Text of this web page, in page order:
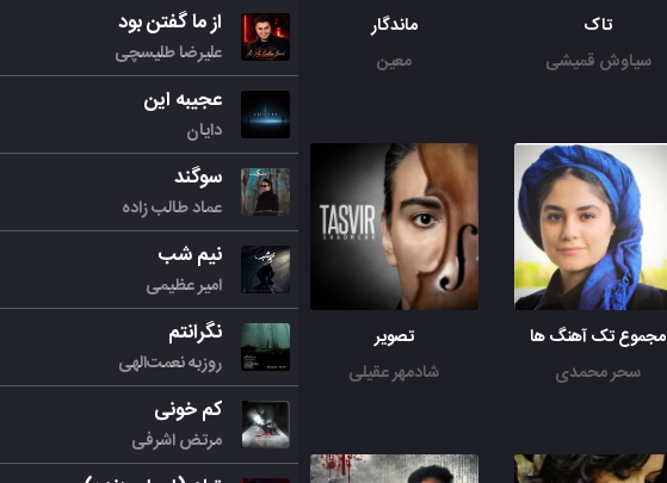
تاک
سیاوش قمیشی
ماندگار
معین
مجموع تک آهنگ ها
سحر محمدی
تصویر
شادمهر عقیلی
از ما گفتن بود
علیرضا طلیسچی
عجیبه این
دایان
سوگند
عماد طالب زاده
نیم شب
امیر عظیمی
نگرانتم
روزبه نعمت‌الهی
کم خونی
مرتض اشرفی